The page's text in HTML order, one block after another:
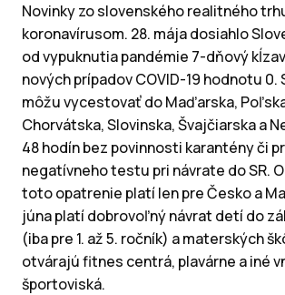
Novinky zo slovenského realitného
koronavírusom. 28. mája dosiahlo
od vypuknutia pandémie 7-dňový
nových prípadov COVID-19 hodnotu 0.
môžu vycestovať do Maďarska,
Chorvátska, Slovinska, Švajčiarska a
48 hodín bez povinnosti karantény či
negatívneho testu pri návrate do SR.
toto opatrenie platí len pre Česko a
júna platí dobrovoľný návrat detí do
(iba pre 1. až 5. ročník) a materských
otvárajú fitnes centrá, plavárne a iné
športoviská.